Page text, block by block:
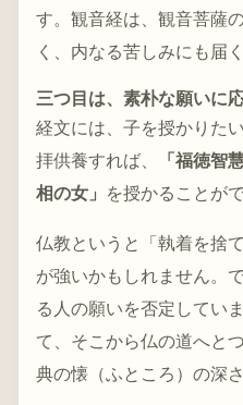
す。観音経は、観音菩薩
く、内なる苦しみにも届
三つ目は、素朴な願いに
経文には、子を授かりた
拝供養すれば、
「福徳智
相の女」
を授かることが
仏教というと「執着を捨
が強いかもしれません。
る人の願いを否定してい
て、そこから仏の道へと
典の懐（ふところ）の深さ